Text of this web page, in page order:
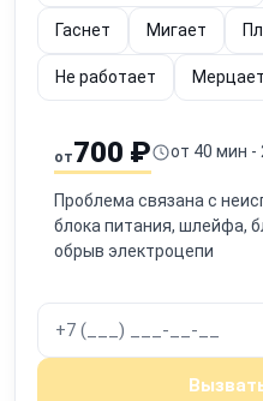
Гаснет Мигает
Не работает Мерцает
от700 ₽ от 40 мин -
Проблема связана с
блока питания, шлейфа,
обрыв электроцепи